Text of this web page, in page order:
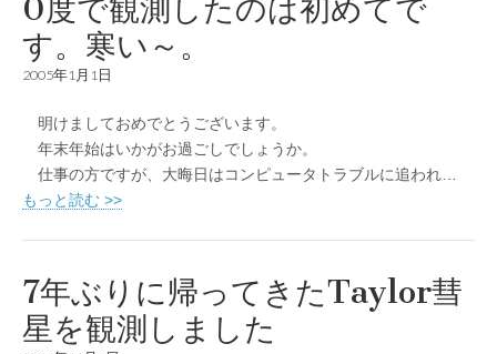
0度で観測したのは初めてで
す。寒い～。
2005年1月1日
明けましておめでとうございます。
年末年始はいかがお過ごしでしょうか。
仕事の方ですが、大晦日はコンピュータトラブルに追われ…
もっと読む >>
7年ぶりに帰ってきたTaylor彗
星を観測しました